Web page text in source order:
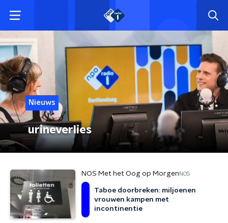
Nieuws
urineverlies
NOS Met het Oog op Morgen NOS
Taboe doorbreken: miljoenen
vrouwen kampen met
incontinentie